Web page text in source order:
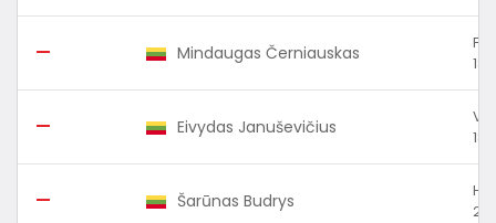
— Mindaugas Černiauskas
— Eivydas Januševičius
— Šarūnas Budrys